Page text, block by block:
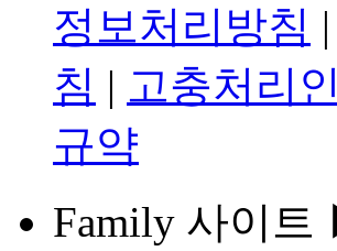
정보처리방침 |
침 | 고충처리인
규약
Family 사이트